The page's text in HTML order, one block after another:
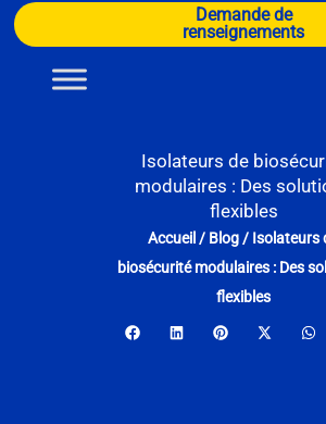
Aller
au
contenu
Demande de
renseignements
Isolateurs de
modulaires : Des
flexibles
Accueil / Blog/ Isolateurs
biosécurité modulaires : Des
flexibles